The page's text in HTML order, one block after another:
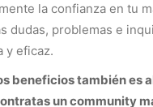
la confianza en tu
dudas, problemas e
y eficaz.
beneficios también es
un community